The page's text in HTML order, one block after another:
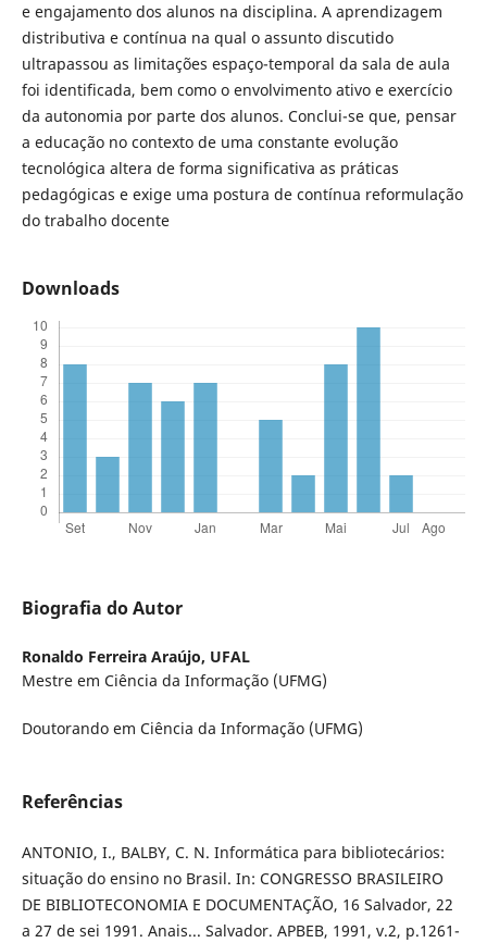
e engajamento dos alunos na disciplina. A aprendizagem
distributiva e contínua na qual o assunto discutido
ultrapassou as limitações espaço-temporal da sala de aula
foi identificada, bem como o envolvimento ativo e exercício
da autonomia por parte dos alunos. Conclui-se que, pensar
a educação no contexto de uma constante evolução
tecnológica altera de forma significativa as práticas
pedagógicas e exige uma postura de contínua reformulação
do trabalho docente
Downloads
Biografia do Autor
Ronaldo Ferreira Araújo, UFAL
Mestre em Ciência da Informação (UFMG)
Doutorando em Ciência da Informação (UFMG)
Referências
ANTONIO, I., BALBY, C. N. Informática para bibliotecários:
situação do ensino no Brasil. In: CONGRESSO BRASILEIRO
DE BIBLIOTECONOMIA E DOCUMENTAÇÃO, 16 Salvador, 22
a 27 de sei 1991. Anais... Salvador. APBEB, 1991, v.2, p.1261-